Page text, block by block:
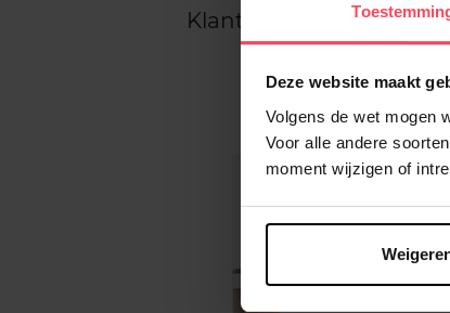
Deze website maakt
Volgens de wet mogen
Voor alle andere
moment wijzigen of
Klantereview